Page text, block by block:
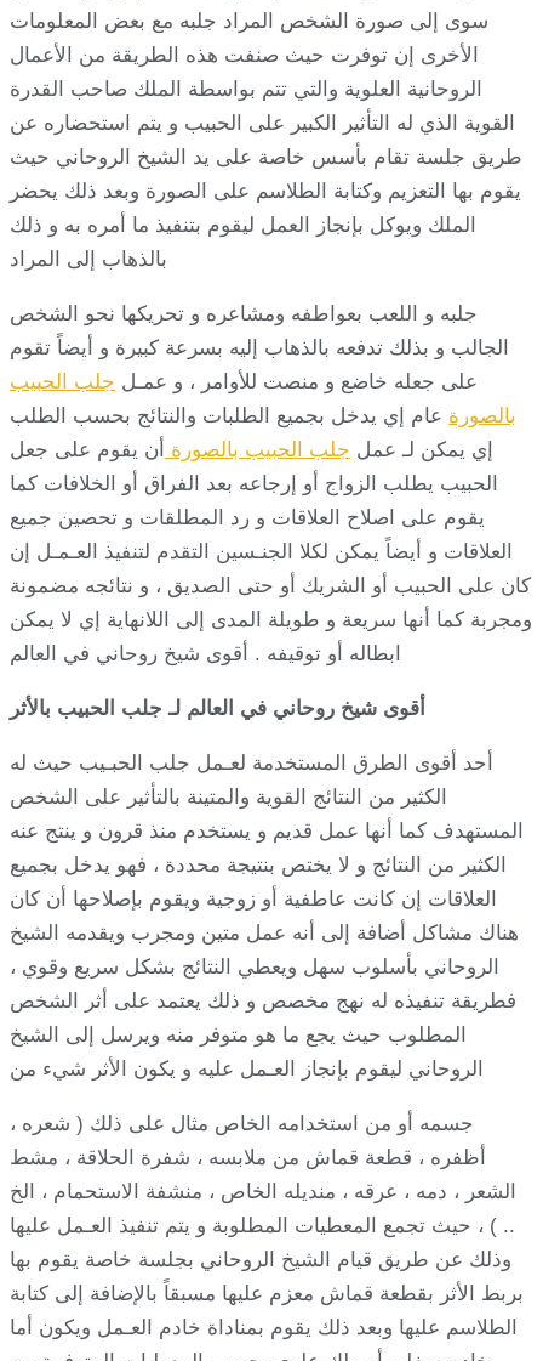
سوى إلى صورة الشخص المراد جلبه مع بعض المعلومات
الأخرى إن توفرت حيث صنفت هذه الطريقة من الأعمال
الروحانية العلوية والتي تتم بواسطة الملك صاحب القدرة
القوية الذي له التأثير الكبير على الحبيب و يتم استحضاره عن
طريق جلسة تقام بأسس خاصة على يد الشيخ الروحاني حيث
يقوم بها التعزيم وكتابة الطلاسم على الصورة وبعد ذلك يحضر
الملك ويوكل بإنجاز العمل ليقوم بتنفيذ ما أمره به و ذلك
بالذهاب إلى المراد
جلبه و اللعب بعواطفه ومشاعره و تحريكها نحو الشخص
الجالب و بذلك تدفعه بالذهاب إليه بسرعة كبيرة و أيضاً تقوم
على جعله خاضع و منصت للأوامر ، و عمـل جلب الحبيب
بالصورة عام إي يدخل بجميع الطلبات والنتائج بحسب الطلب
إي يمكن لـ عمل جلب الحبيب بالصورة أن يقوم على جعل
الحبيب يطلب الزواج أو إرجاعه بعد الفراق أو الخلافات كما
يقوم على اصلاح العلاقات و رد المطلقات و تحصين جميع
العلاقات و أيضاً يمكن لكلا الجنـسين التقدم لتنفيذ العـمـل إن
كان على الحبيب أو الشريك أو حتى الصديق ، و نتائجه مضمونة
ومجربة كما أنها سريعة و طويلة المدى إلى اللانهاية إي لا يمكن
ابطاله أو توقيفه . أقوى شيخ روحاني في العالم
أقوى شيخ روحاني في العالم لـ جلب الحبيب بالأثر
أحد أقوى الطرق المستخدمة لعـمل جلب الحبـيب حيث له
الكثير من النتائج القوية والمتينة بالتأثير على الشخص
المستهدف كما أنها عمل قديم و يستخدم منذ قرون و ينتج عنه
الكثير من النتائج و لا يختص بنتيجة محددة ، فهو يدخل بجميع
العلاقات إن كانت عاطفية أو زوجية ويقوم بإصلاحها أن كان
هناك مشاكل أضافة إلى أنه عمل متين ومجرب ويقدمه الشيخ
الروحاني بأسلوب سهل ويعطي النتائج بشكل سريع وقوي ،
فطريقة تنفيذه له نهج مخصص و ذلك يعتمد على أثر الشخص
المطلوب حيث يجع ما هو متوفر منه ويرسل إلى الشيخ
الروحاني ليقوم بإنجاز العـمل عليه و يكون الأثر شيء من
جسمه أو من استخدامه الخاص مثال على ذلك ( شعره ،
أظفره ، قطعة قماش من ملابسه ، شفرة الحلاقة ، مشط
الشعر ، دمه ، عرقه ، منديله الخاص ، منشفة الاستحمام ، الخ
.. ) ، حيث تجمع المعطيات المطلوبة و يتم تنفيذ العـمل عليها
وذلك عن طريق قيام الشيخ الروحاني بجلسة خاصة يقوم بها
بربط الأثر بقطعة قماش معزم عليها مسبقاً بالإضافة إلى كتابة
الطلاسم عليها وبعد ذلك يقوم بمناداة خادم العـمل ويكون أما